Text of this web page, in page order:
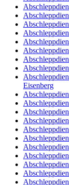
Eisenberg